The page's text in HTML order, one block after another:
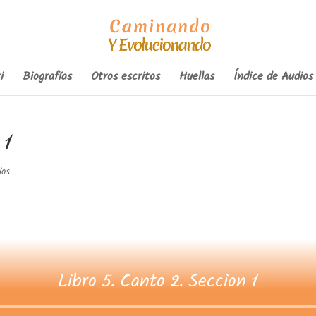
Biografías Otros escritos Huellas Índice de Audios
Libro 5. Canto 2. Seccion 1
Reproductor